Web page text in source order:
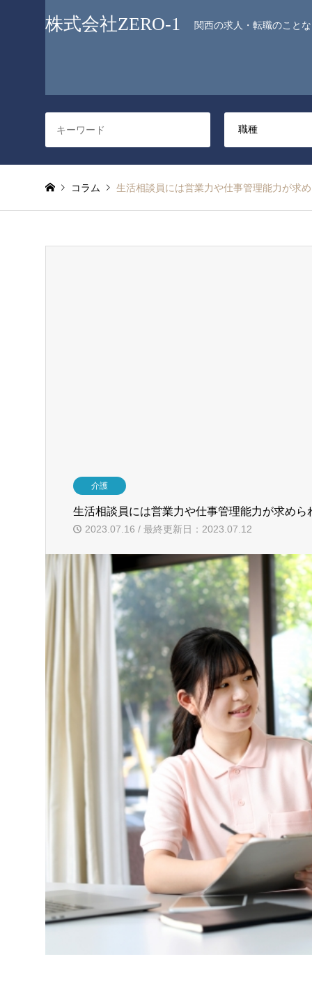
株式会社ZERO-1 関西の求人・転職のこと
コラム 生活相談員には営業力や仕事管理能力が求
介護
生活相談員には営業力や仕事管理能力が求めら
2023.07.16 / 最終更新日：2023.07.12